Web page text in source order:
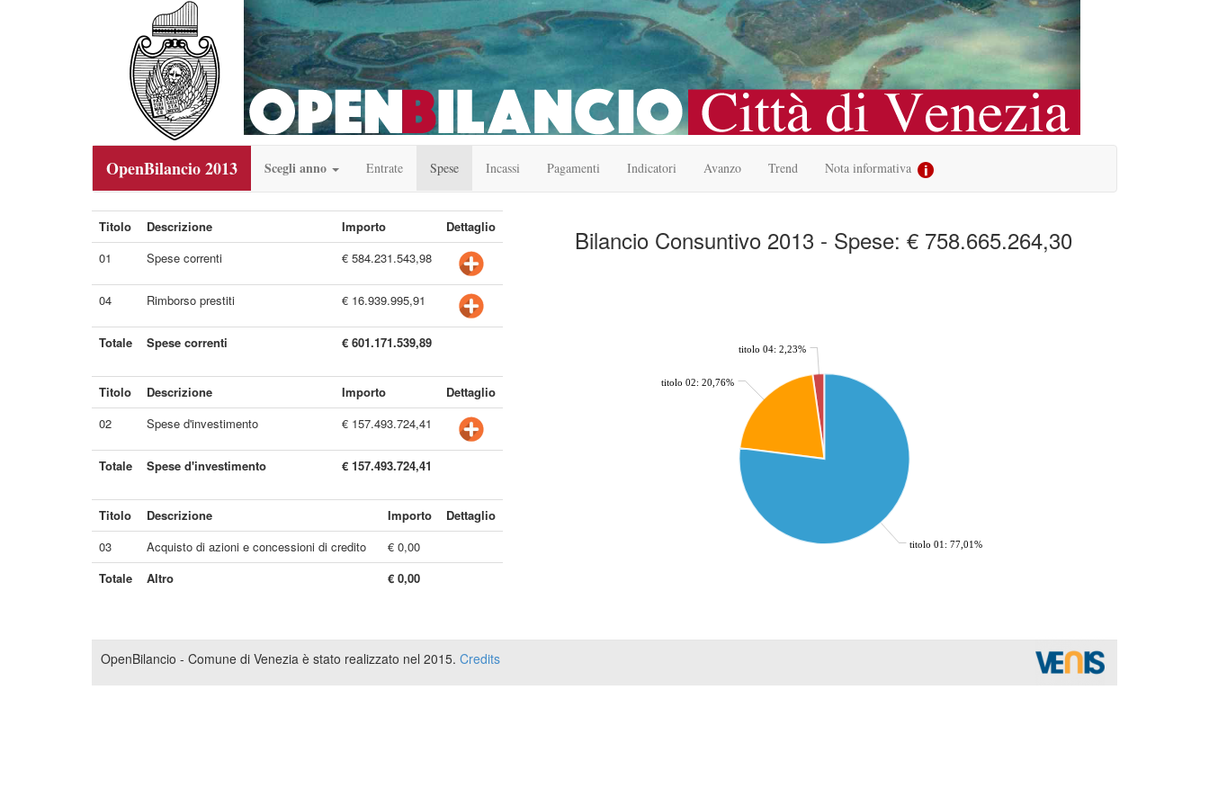
OpenBilancio 2013 Scegli anno Entrate Spese Incassi Pagamenti Indicatori Avanzo Trend Nota informativa
Titolo Descrizione Importo
Dettaglio
01
Spese correnti € 584.231.543,98
04 Rimborso prestiti € 16.939.995,91
Totale Spese correnti € 601.171.539,89
Titolo Descrizione Importo
Dettaglio
02
Spese d'investimento € 157.493.724,41
Totale Spese d'investimento € 157.493.724,41
Titolo Descrizione Importo
Dettaglio
03
Acquisto di azioni e concessioni di credito
€ 0,00
Totale
Altro € 0,00
Bilancio Consuntivo 2013 - Spese: € 758.665.264,30
titolo 04: 2,23%
titolo 02: 20,76%
titolo 01: 77,01%
OpenBilancio - Comune di Venezia è stato realizzato nel 2015. Credits